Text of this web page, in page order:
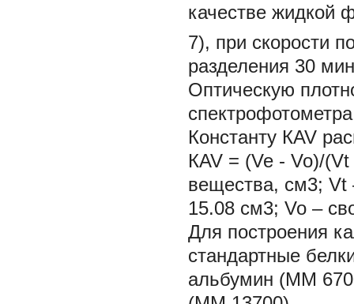
качестве жидкой
7), при скорости
разделения 30
Оптическую
Константу КAV
КAV = (Ve - Vo)/
вещества, см3; Vt
15.08 см3; Vo –
Для построения
стандартные
альбумин (ММ